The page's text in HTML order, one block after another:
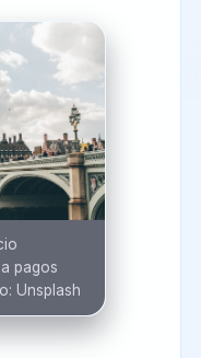
pagos
Unsplash